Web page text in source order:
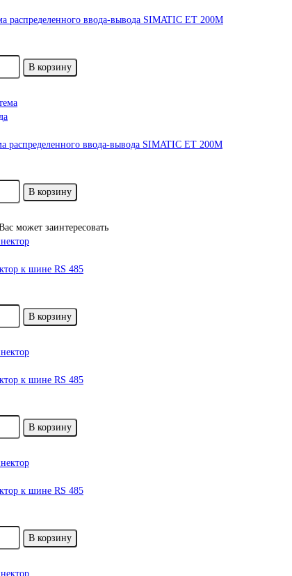
распределенного ввода-вывода SIMATIC ET 200M
В корзину
распределенного ввода-вывода SIMATIC ET 200M
В корзину
может заинтересовать
к шине RS 485
В корзину
к шине RS 485
В корзину
к шине RS 485
В корзину